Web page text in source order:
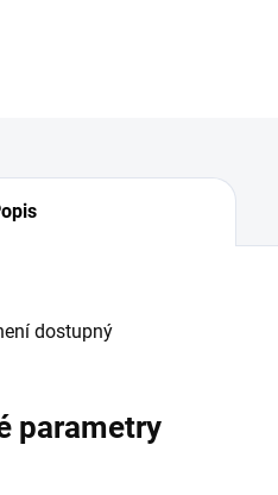
dostupný
parametry